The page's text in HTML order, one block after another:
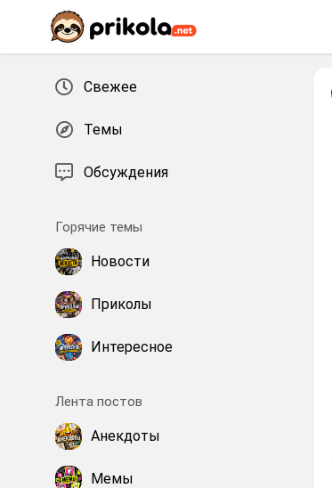
Перейти к контенту
Свежее
Темы
Обсуждения
Горячие темы
Новости
Приколы
Интересное
Лента постов
Анекдоты
Мемы